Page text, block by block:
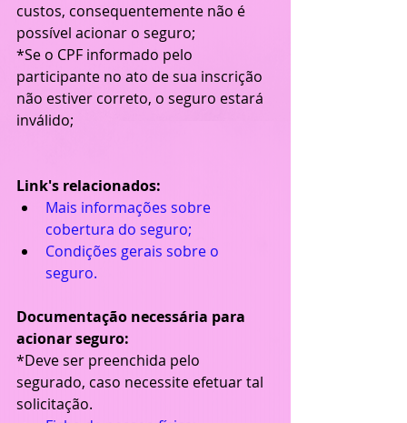
custos, consequentemente não é
possível acionar o seguro;
*Se o CPF informado pelo
participante no ato de sua inscrição
não estiver correto, o seguro estará
inválido;
Link's relacionados:
Mais informações sobre
cobertura do seguro;
Condições gerais sobre o
seguro.
Documentação necessária para
acionar seguro:
*Deve ser preenchida pelo
segurado, caso necessite efetuar tal
solicitação.